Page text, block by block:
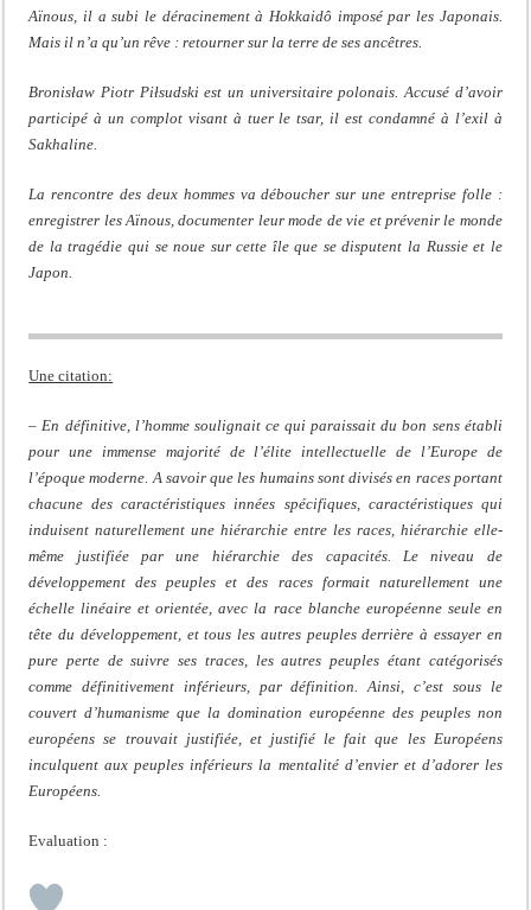
Aïnous, il a subi le déracinement à Hokkaidô imposé par les Japonais.
Mais il n’a qu’un rêve : retourner sur la terre de ses ancêtres.
Bronisław Piotr Piłsudski est un universitaire polonais. Accusé d’avoir
participé à un complot visant à tuer le tsar, il est condamné à l’exil à
Sakhaline.
La rencontre des deux hommes va déboucher sur une entreprise folle :
enregistrer les Aïnous, documenter leur mode de vie et prévenir le monde
de la tragédie qui se noue sur cette île que se disputent la Russie et le
Japon.
Une citation:
– En définitive, l’homme soulignait ce qui paraissait du bon sens établi
pour une immense majorité de l’élite intellectuelle de l’Europe de
l’époque moderne. A savoir que les humains sont divisés en races portant
chacune des caractéristiques innées spécifiques, caractéristiques qui
induisent naturellement une hiérarchie entre les races, hiérarchie elle-
même justifiée par une hiérarchie des capacités. Le niveau de
développement des peuples et des races formait naturellement une
échelle linéaire et orientée, avec la race blanche européenne seule en
tête du développement, et tous les autres peuples derrière à essayer en
pure perte de suivre ses traces, les autres peuples étant catégorisés
comme définitivement inférieurs, par définition. Ainsi, c’est sous le
couvert d’humanisme que la domination européenne des peuples non
européens se trouvait justifiée, et justifié le fait que les Européens
inculquent aux peuples inférieurs la mentalité d’envier et d’adorer les
Européens.
Evaluation :